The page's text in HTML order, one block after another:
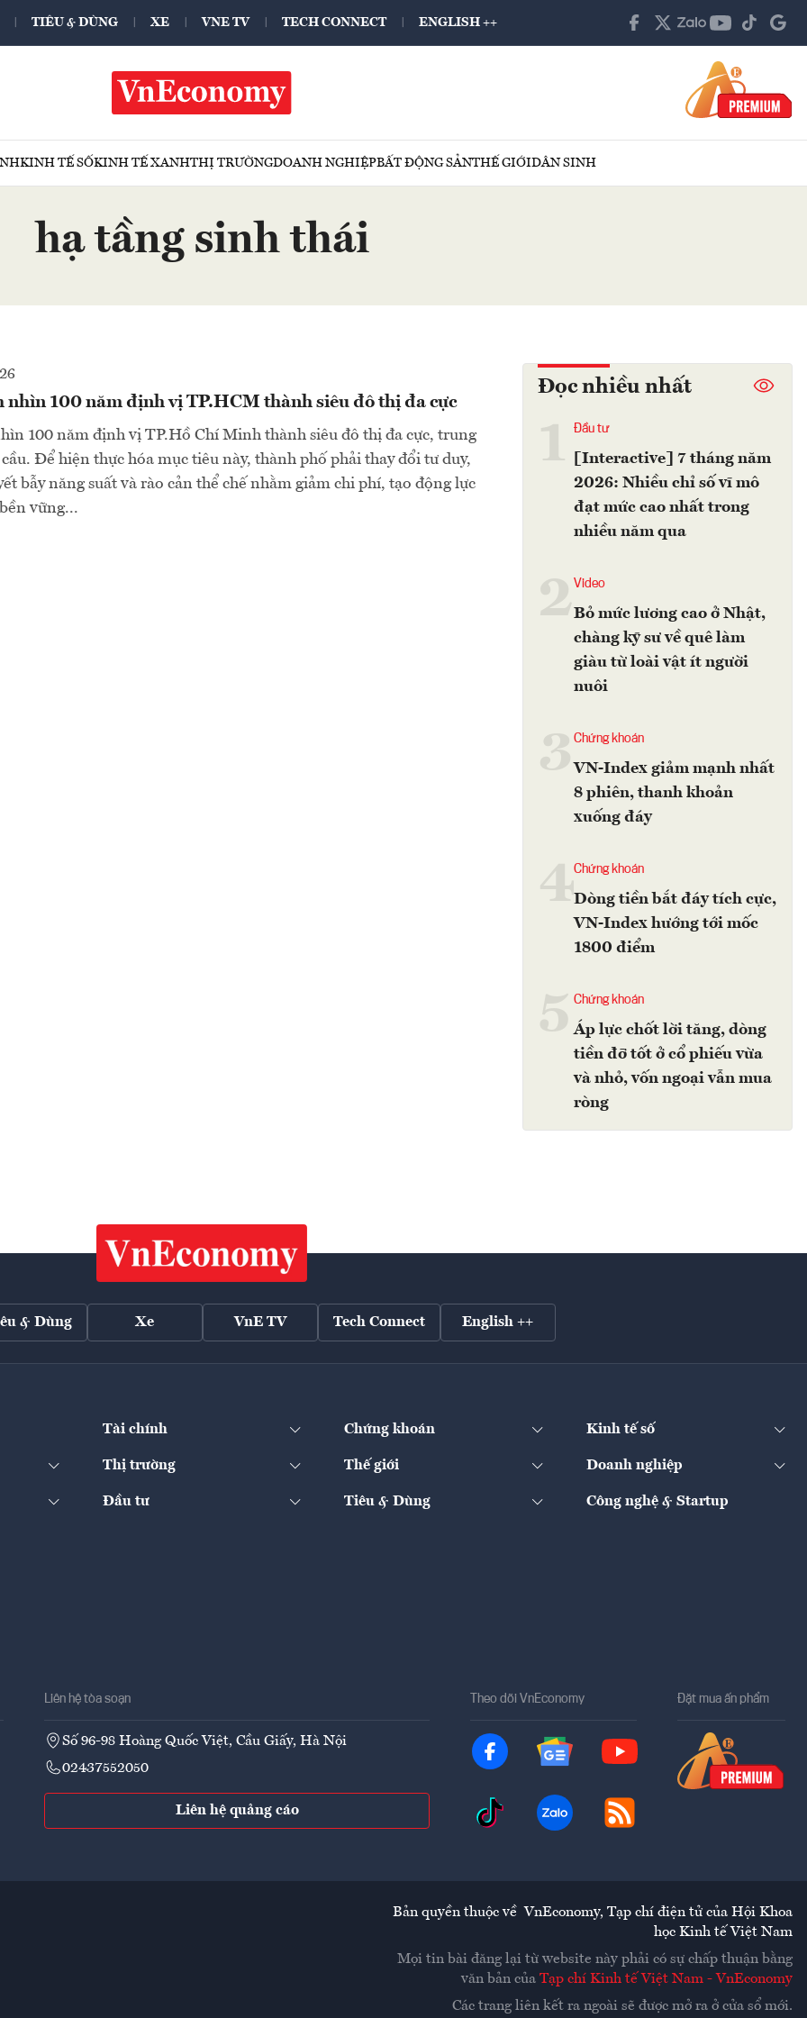
TIÊU & DÙNG XE VNE TV TECH CONNECT ENGLISH ++
KINH TẾ SỐKINH TẾ XANHTHỊ TRƯỜNGDOANH NGHIỆPBẤT ĐỘNG SẢNTHẾ GIỚIDÂN SINH
hạ tầng sinh thái
nhìn 100 năm định vị TP.HCM thành siêu đô thị đa cực
100 năm định vị TP.Hồ Chí Minh thành siêu đô thị đa cực, trung
Để hiện thực hóa mục tiêu này, thành phố phải thay đổi tư duy,
bẫy năng suất và rào cản thể chế nhằm giảm chi phí, tạo động lực
vững...
Đọc nhiều nhất
Đầu tư
[Interactive] 7 tháng năm
2026: Nhiều chỉ số vĩ mô
đạt mức cao nhất trong
nhiều năm qua
2Video
Bỏ mức lương cao ở Nhật,
chàng kỹ sư về quê làm
giàu từ loài vật ít người
nuôi
Chứng khoán
VN-Index giảm mạnh nhất
8 phiên, thanh khoản
xuống đáy
4Chứng khoán
Dòng tiền bắt đáy tích cực,
VN-Index hướng tới mốc
1800 điểm
Chứng khoán
Áp lực chốt lời tăng, dòng
tiền đỡ tốt ở cổ phiếu vừa
và nhỏ, vốn ngoại vẫn mua
ròng
& Dùng Xe VnE TV Tech Connect English ++
Tài chính Chứng khoán Kinh tế số
Thị trường Thế giới Doanh nghiệp
Đầu tư Tiêu & Dùng Công nghệ & Startup
Liên hệ tòa soạn
Số 96-98 Hoàng Quốc Việt, Cầu Giấy, Hà Nội
02437552050
Liên hệ quảng cáo
Theo dõi VnEconomy Đặt mua ấn phẩm
Bản quyền thuộc về VnEconomy, Tạp chí điện tử của Hội Khoa
học Kinh tế Việt Nam
Mọi tin bài đăng lại từ website này phải có sự chấp thuận bằng
văn bản của Tạp chí Kinh tế Việt Nam - VnEconomy
Các trang liên kết ra ngoài sẽ được mở ra ở cửa sổ mới.